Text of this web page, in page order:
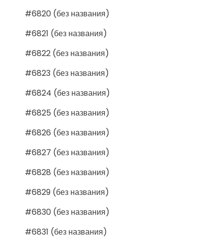
#6820 (без названия)
#6821 (без названия)
#6822 (без названия)
#6823 (без названия)
#6824 (без названия)
#6825 (без названия)
#6826 (без названия)
#6827 (без названия)
#6828 (без названия)
#6829 (без названия)
#6830 (без названия)
#6831 (без названия)